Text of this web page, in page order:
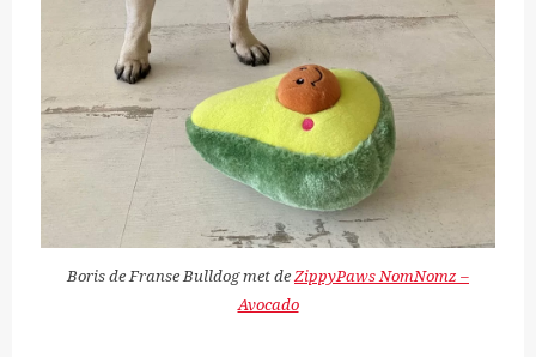
Boris de Franse Bulldog met de ZippyPaws NomNomz –
Avocado